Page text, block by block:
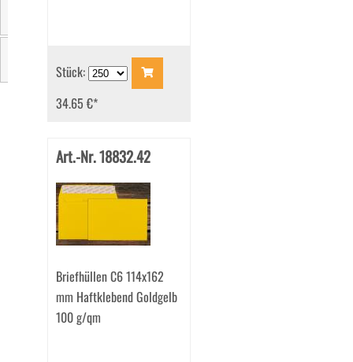
Stück:
34.65 €*
Art.-Nr. 18832.42
Briefhüllen C6 114x162
mm Haftklebend Goldgelb
100 g/qm